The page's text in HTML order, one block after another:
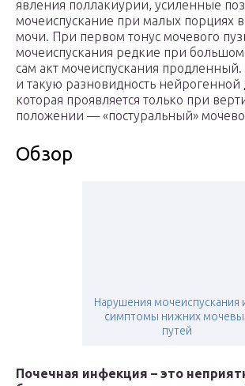
явления поллакиурии, усиленные
мочеиспускание при малых порциях
мочи. При первом тонус мочевого
мочеиспускания редкие при
сам акт мочеиспускания
и такую разновидность
которая проявляется только при
положении — «постуральный»
Обзор
Нарушения мочеиспускания
симптомы нижних
путей
Почечная инфекция – это